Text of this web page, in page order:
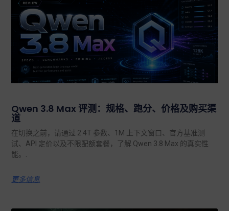
Qwen 3.8 Max 评测：规格、跑分、价格及购买渠
道
在切换之前，请通过 2.4T 参数、1M 上下文窗口、官方基准测
试、API 定价以及不限配额套餐，了解 Qwen 3.8 Max 的真实性
能。.
更多信息